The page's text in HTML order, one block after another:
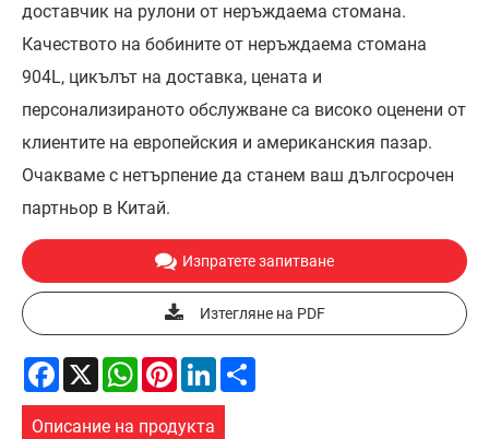
доставчик на рулони от неръждаема стомана.
Качеството на бобините от неръждаема стомана
904L, цикълът на доставка, цената и
персонализираното обслужване са високо оценени от
клиентите на европейския и американския пазар.
Очакваме с нетърпение да станем ваш дългосрочен
партньор в Китай.
Изпратете запитване
Изтегляне на PDF
Facebook
X WhatsApp
PinterestLinkedIn
Описание на продукта